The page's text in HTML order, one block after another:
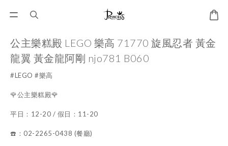
公主樂糕殿 LEGO 樂高 71770 旋風忍者 黃金
龍翼 黃金龍阿剛 njo781 B060
#LEGO #樂高
🌹公主樂糕殿🌹
平日：12-20 / 假日：11-20
☎️：02-2265-0438 (餐廳)